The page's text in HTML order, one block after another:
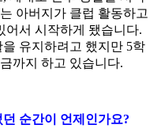
아버지가 클럽 활동하고
어서 시작하게 됐습니다.
유지하려고 했지만 5학
까지 하고 있습니다.
순간이 언제인가요?